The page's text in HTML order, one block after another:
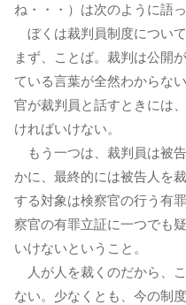
ね・・・）は次のように語っ
ぼくは裁判員制度につい
まず、ことば。裁判は公開
ている言葉が全然わからな
官が裁判員と話すときには
ければいけない。
もう一つは、裁判員は被
かに、最終的には被告人を
する対象は検察官の行う有
察官の有罪立証に一つでも
いけないということ。
人が人を裁くのだから、
ない。少なくとも、今の制